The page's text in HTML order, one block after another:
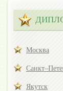
Москва
Якутск